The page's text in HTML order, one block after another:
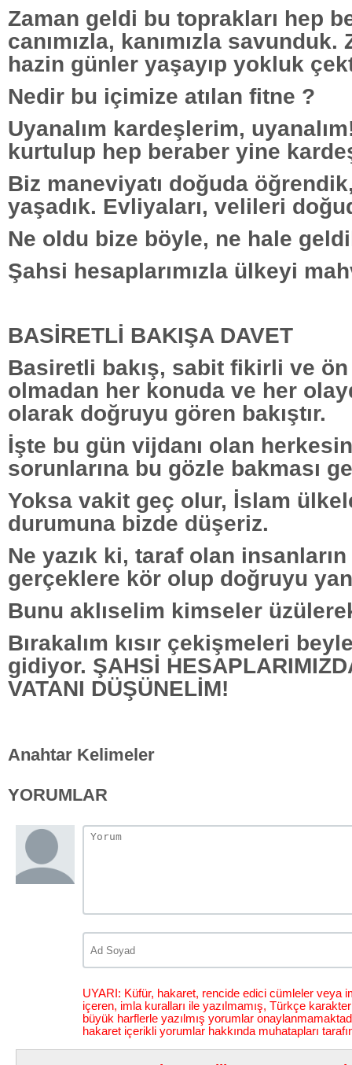
Zaman geldi bu toprakları hep
canımızla, kanımızla
hazin günler yaşayıp yokluk
Nedir bu içimize atılan fitne ?
Uyanalım kardeşlerim,
kurtulup hep beraber yine
Biz maneviyatı doğuda
yaşadık. Evliyaları, velileri
Ne oldu bize böyle, ne hale
Şahsi hesaplarımızla ülkeyi
BASİRETLİ BAKIŞA DAVET
Basiretli bakış, sabit fikirli ve ön
olmadan her konuda ve her
olarak doğruyu gören bakıştır.
İşte bu gün vijdanı olan
sorunlarına bu gözle bakması
Yoksa vakit geç olur, İslam
durumuna bizde düşeriz.
Ne yazık ki, taraf olan
gerçeklere kör olup doğruyu
Bunu aklıselim kimseler
Bırakalım kısır çekişmeleri
gidiyor. ŞAHSİ
VATANI DÜŞÜNELİM!
Anahtar Kelimeler
YORUMLAR
UYARI: Küfür, hakaret, rencide edici cümleler veya
içeren, imla kuralları ile yazılmamış, Türkçe
büyük harflerle yazılmış yorumlar
hakaret içerikli yorumlar hakkında muhatapları